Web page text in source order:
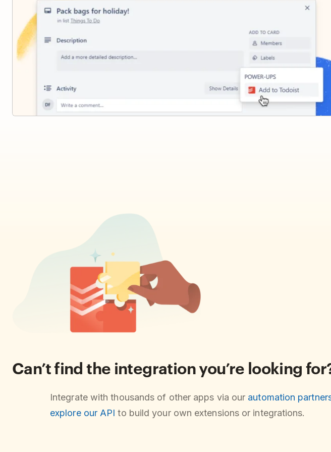
Can’t find the integration you’re looking
Integrate with thousands of other apps via our automation
explore our API to build your own extensions or integrations.